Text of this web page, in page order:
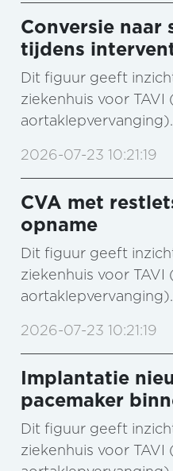
Conversie naar
tijdens
Dit figuur geeft
ziekenhuis voor TAVI
aortaklepvervanging).
2026-07-23 10:21:19
CVA met
opname
Dit figuur geeft
ziekenhuis voor TAVI
aortaklepvervanging).
2026-07-23 10:21:19
Implantatie
pacemaker
Dit figuur geeft
ziekenhuis voor TAVI